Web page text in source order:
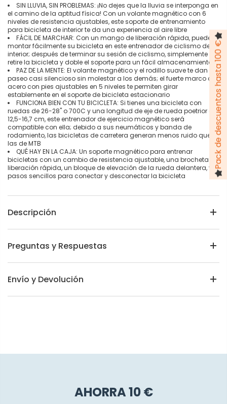
SIN LLUVIA, SIN PROBLEMAS: ¡No dejes que la lluvia se interponga en
el camino de la aptitud física! Con un volante magnético con 6
niveles de resistencia ajustables, este soporte de entrenamiento
para bicicleta de interior te da una experiencia al aire libre
FÁCIL DE MARCHAR: Con un mango de liberación rápida, puede
montar fácilmente su bicicleta en este entrenador de ciclismo de
interior; después de terminar su sesión de ciclismo, simplemente
retire la bicicleta y doble el soporte para un fácil almacenamiento
PAZ DE LA MENTE: El volante magnético y el rodillo suave te dan un
paseo casi silencioso sin molestar a los demás; el fuerte marco de
acero con pies ajustables en 5 niveles te permiten girar
establemente en el soporte de bicicleta estacionario
FUNCIONA BIEN CON TU BICICLETA: Si tienes una bicicleta con
ruedas de 26-28" o 700C y una longitud de eje de rueda poetrior de
12,5-16,7 cm, este entrenador de ejercicio magnético será
compatible con ella; debido a sus neumáticos y banda de
rodamiento, las bicicletas de carretera generan menos ruido que
las de MTB
QUÉ HAY EN LA CAJA: Un soporte magnético para entrenar
bicicletas con un cambio de resistencia ajustable, una brocheta de
liberación rápida, un bloque de elevación de la rueda delantera, y
pasos sencillos para conectar y desconectar la bicicleta
Descripción
Preguntas y Respuestas
Envío y Devolución
AHORRA 10 €
Pack de descuentos hasta 100 €